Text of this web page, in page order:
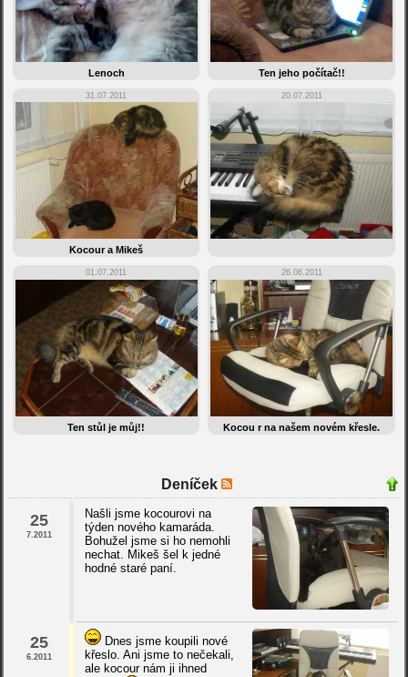
Lenoch Ten jeho počítač!!
31.07.2011
Kocour a Mikeš
20.07.2011
01.07.2011
Ten stůl je můj!!
26.06.2011
Kocou r na našem novém křesle.
Deníček
25
7.2011
Našli jsme kocourovi na
týden nového kamaráda.
Bohužel jsme si ho nemohli
nechat. Mikeš šel k jedné
hodné staré paní.
25
6.2011
Dnes jsme koupili nové
křeslo. Ani jsme to nečekali,
ale kocour nám ji ihned